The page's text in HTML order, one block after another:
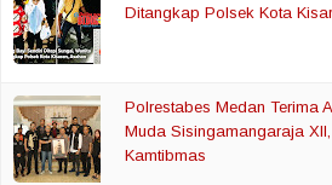
Ditangkap Polsek Kota
Polrestabes Medan Terima
Muda Sisingamangaraja
Kamtibmas